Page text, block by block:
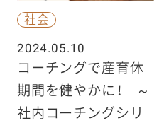
社会
2024.05.10
コーチングで産育休
期間を健やかに！ ～
社内コーチングシリ